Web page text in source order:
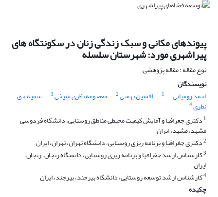
پیوندهای مکانی و سبک زندگی زنان در سکونتگاه های
پیراشهری مورد: شهرستان سلسله
نوع مقاله : مقاله پژوهشی
نویسندگان
احمد رومیانی
1 افشین بهمنی2 معصومه نظری شیخی3 سمیه حق
نظری4
1 دکتری جغرافیا و آمایش کیفیت محیطی مناطق روستایی، دانشگاه فردوسی
مشهد، مشهد، ایران
2دکتری جغرافیا و برنامه ریزی روستایی، دانشگاه تهران، تهران، ایران
3کارشناس ارشد جغرافیا و برنامه ریزی روستایی، دانشگاه زنجان، زنجان،
ایران
4کارشناس ارشد توسعه روستایی، دانشگاه بیرجند، بیرجند، ایران
چکیده